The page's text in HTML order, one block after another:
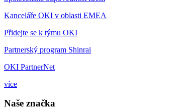
Kanceláře OKI v oblasti EMEA
Přidejte se k týmu OKI
Partnerský program Shinrai
OKI PartnerNet
více
Naše značka